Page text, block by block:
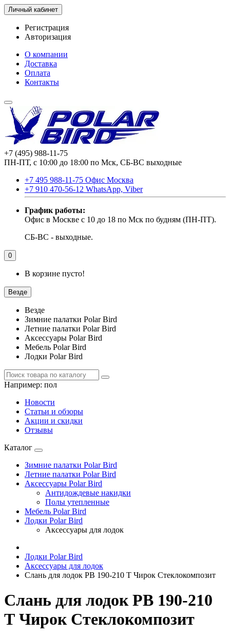
Личный кабинет
Регистрация
Авторизация
О компании
Доставка
Оплата
Контакты
+7 (495) 988-11-75
ПН-ПТ, с 10:00 до 18:00 по Мск, СБ-ВС выходные
+7 495 988-11-75 Офис Москва
+7 910 470-56-12 WhatsApp, Viber
График работы:
Офис в Москве с 10 до 18 по Мск по будням (ПН-ПТ).
СБ-ВС - выходные.
0
В корзине пусто!
Везде
Везде
Зимние палатки Polar Bird
Летние палатки Polar Bird
Аксессуары Polar Bird
Мебель Polar Bird
Лодки Polar Bird
Например: пол
Новости
Статьи и обзоры
Акции и скидки
Отзывы
Каталог
Зимние палатки Polar Bird
Летние палатки Polar Bird
Аксессуары Polar Bird
Антидождевые накидки
Полы утепленные
Мебель Polar Bird
Лодки Polar Bird
Аксессуары для лодок
Лодки Polar Bird
Аксессуары для лодок
Слань для лодок РВ 190-210 Т Чирок Стеклокомпозит
Слань для лодок РВ 190-210
Т Чирок Стеклокомпозит